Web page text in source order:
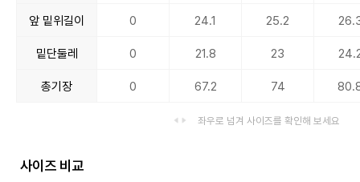
앞 밑위길이 0 24.1 25.2
밑단둘레 0 21.8 23
총기장 0 67.2 74
좌우로 넘겨 사이즈를 확인해 보세요
사이즈 비교